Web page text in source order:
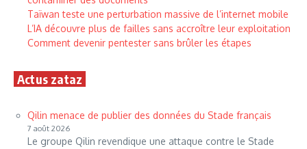
Taïwan teste une perturbation massive de l’internet mobile
L’IA découvre plus de failles sans accroître leur exploitation
Comment devenir pentester sans brûler les étapes
Actus zataz
Qilin menace de publier des données du Stade français
7 août 2026
Le groupe Qilin revendique une attaque contre le Stade